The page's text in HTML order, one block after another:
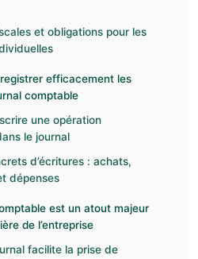
et obligations pour les
efficacement les
comptable
une opération
le journal
d’écritures : achats,
dépenses
est un atout majeur
de l’entreprise
facilite la prise de